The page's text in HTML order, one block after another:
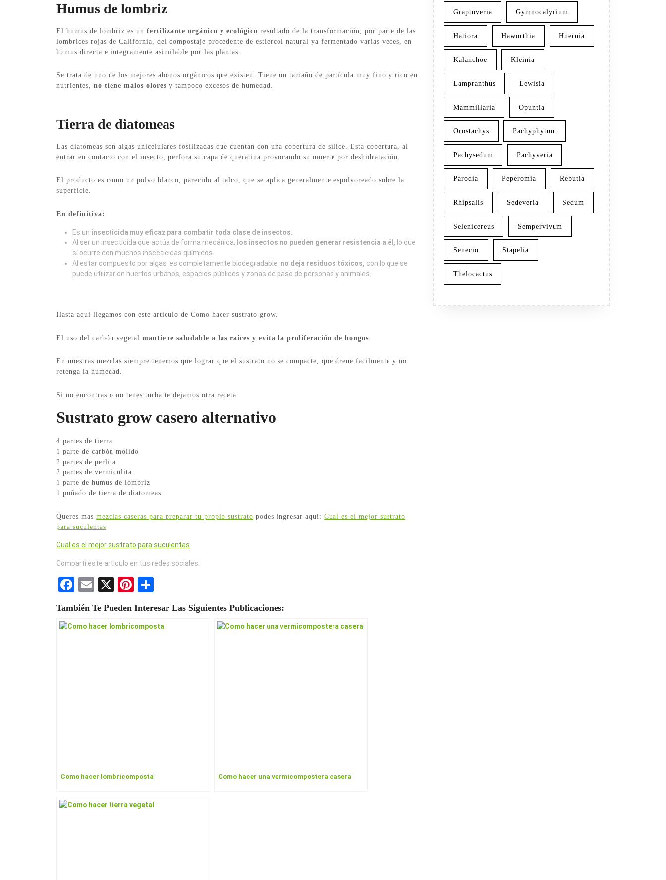
Humus de lombriz
El humus de lombriz es un fertilizante orgánico y ecológico resultado de la transformación, por parte de las
lombrices rojas de California, del compostaje procedente de estiercol natural ya fermentado varias veces, en
humus directa e integramente asimilable por las plantas.
Se trata de uno de los mejores abonos orgánicos que existen. Tiene un tamaño de partícula muy fino y rico en
nutrientes, no tiene malos olores y tampoco excesos de humedad.
Tierra de diatomeas
Las diatomeas son algas unicelulares fosilizadas que cuentan con una cobertura de sílice. Esta cobertura, al
entrar en contacto con el insecto, perfora su capa de queratina provocando su muerte por deshidratación.
El producto es como un polvo blanco, parecido al talco, que se aplica generalmente espolvoreado sobre la
superficie.
En definitiva:
Es un insecticida muy eficaz para combatir toda clase de insectos.
Al ser un insecticida que actúa de forma mecánica, los insectos no pueden generar resistencia a él, lo que
sí ocurre con muchos insecticidas químicos.
Al estar compuesto por algas, es completamente biodegradable, no deja residuos tóxicos, con lo que se
puede utilizar en huertos urbanos, espacios públicos y zonas de paso de personas y animales.
Hasta aqui llegamos con este articulo de Como hacer sustrato grow.
El uso del carbón vegetal mantiene saludable a las raíces y evita la proliferación de hongos
En nuestras mezclas siempre tenemos que lograr que el sustrato no se compacte, que drene facilmente y no
retenga la humedad.
Si no encontras o no tenes turba te dejamos otra receta:
Sustrato grow casero alternativo
4 partes de tierra
1 parte de carbón molido
2 partes de perlita
2 partes de vermiculita
1 parte de humus de lombriz
1 puñado de tierra de diatomeas
Queres mas mezclas caseras para preparar tu propio sustrato podes ingresar aqui: Cual es el mejor sustrato
para suculentas
Cual es el mejor sustrato para suculentas
Compartí este articulo en tus redes sociales:
F
a
ce
b
E
m
ail
X
Pi
nt
er
es
ar
e
También Te Pueden Interesar Las Siguientes Publicaciones:
Como hacer lombricomposta Como hacer una vermicompostera casera
Graptoveria Gymnocalycium
Hatiora Haworthia Huernia
Kalanchoe Kleinia
Lampranthus Lewisia
Mammillaria Opuntia
Orostachys Pachyphytum
Pachysedum Pachyveria
Parodia Peperomia Rebutia
Rhipsalis Sedeveria Sedum
Selenicereus Sempervivum
Senecio Stapelia
Thelocactus